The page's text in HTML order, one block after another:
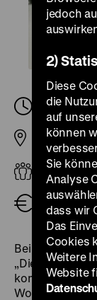
Sonntag,
Pei-Bau
Eintritt frei
Bei seinem
„Die BRD
Wolf Biermann
jedoch
2)
Diese
die
auf
können
Sie
Analyse
dass wir
Das
Cookies
Weitere
Website